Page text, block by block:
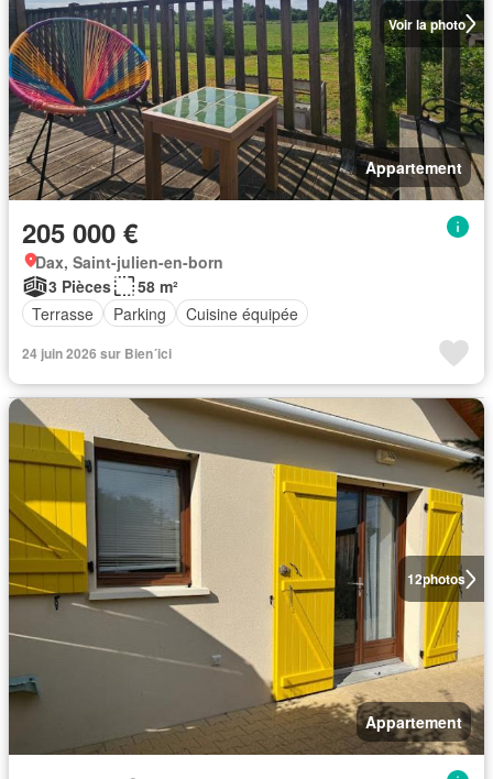
Voir la photo
Appartement
205 000 €
Dax, Saint-julien-en-born
3 Pièces
58 m²
Terrasse
Parking Cuisine équipée
24 juin 2026 sur Bien´ici
12photos
Appartement